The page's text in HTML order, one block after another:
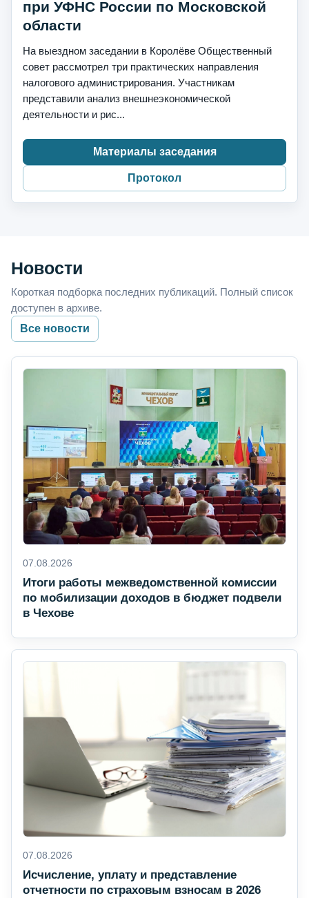
при УФНС России по Московской
области
На выездном заседании в Королёве Общественный
совет рассмотрел три практических направления
налогового администрирования. Участникам
представили анализ внешнеэкономической
деятельности и рис...
Материалы заседания
Протокол
Новости
Короткая подборка последних публикаций. Полный список
доступен в архиве.
Все новости
07.08.2026
Итоги работы межведомственной комиссии
по мобилизации доходов в бюджет подвели
в Чехове
07.08.2026
Исчисление, уплату и представление
отчетности по страховым взносам в 2026